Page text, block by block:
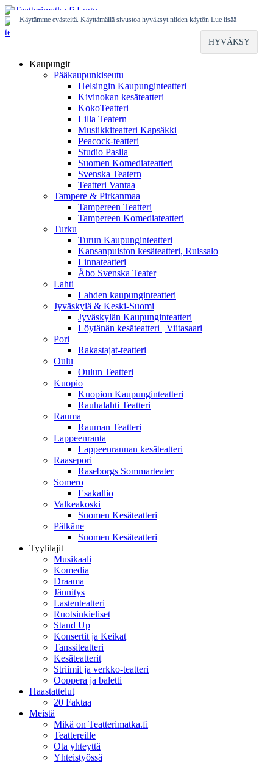
Skip
to
content
Kaupungit
Pääkaupunkiseutu
Helsingin Kaupunginteatteri
Kivinokan kesäteatteri
KokoTeatteri
Lilla Teatern
Musiikkiteatteri Kapsäkki
Peacock-teatteri
Studio Pasila
Suomen Komediateatteri
Svenska Teatern
Teatteri Vantaa
Tampere & Pirkanmaa
Tampereen Teatteri
Tampereen Komediateatteri
Turku
Turun Kaupunginteatteri
Kansanpuiston kesäteatteri, Ruissalo
Linnateatteri
Åbo Svenska Teater
Lahti
Lahden kaupunginteatteri
Jyväskylä & Keski-Suomi
Jyväskylän Kaupunginteatteri
Löytänän kesäteatteri | Viitasaari
Pori
Rakastajat-teatteri
Oulu
Oulun Teatteri
Kuopio
Kuopion Kaupunginteatteri
Rauhalahti Teatteri
Rauma
Rauman Teatteri
Lappeenranta
Lappeenrannan kesäteatteri
Raasepori
Raseborgs Sommarteater
Somero
Esakallio
Valkeakoski
Suomen Kesäteatteri
Pälkäne
Suomen Kesäteatteri
Tyylilajit
Musikaali
Komedia
Draama
Jännitys
Lastenteatteri
Ruotsinkieliset
Stand Up
Konsertit ja Keikat
Tanssiteatteri
Kesäteatterit
Striimit ja verkko-teatteri
Ooppera ja baletti
Haastattelut
20 Faktaa
Meistä
Mikä on Teatterimatka.fi
Teattereille
Ota yhteyttä
Yhteistyössä
Käytämme evästeitä. Käyttämällä sivustoa hyväksyt niiden käytön Lue lisää